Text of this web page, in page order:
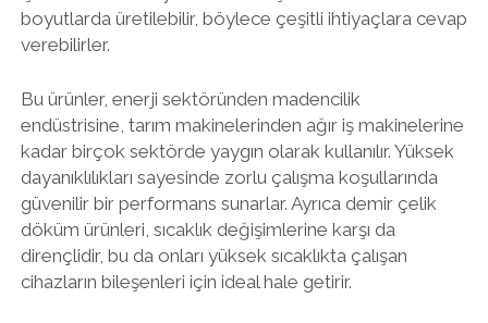
boyutlarda üretilebilir, böylece çeşitli ihtiyaçlara cevap
verebilirler.
Bu ürünler, enerji sektöründen madencilik
endüstrisine, tarım makinelerinden ağır iş makinelerine
kadar birçok sektörde yaygın olarak kullanılır. Yüksek
dayanıklılıkları sayesinde zorlu çalışma koşullarında
güvenilir bir performans sunarlar. Ayrıca demir çelik
döküm ürünleri, sıcaklık değişimlerine karşı da
dirençlidir, bu da onları yüksek sıcaklıkta çalışan
cihazların bileşenleri için ideal hale getirir.